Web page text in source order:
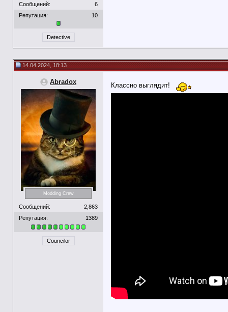
Сообщений:
6
Репутация:
10
Detective
14.04.2024, 18:13
Abradox
Modding Crew
Сообщений:
2,863
Репутация:
1389
Councilor
Классно выглядит!